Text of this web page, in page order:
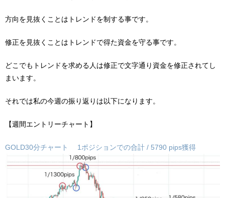
方向を見抜くことはトレンドを制する事です。
修正を見抜くことはトレンドで得た資金を守る事です。
どこでもトレンドを求める人は修正で文字通り資金を修正されてし
まいます。
それでは私の今週の振り返りは以下になります。
【週間エントリーチャート】
GOLD30分チャート 1ポジションでの合計 / 5790 pips獲得